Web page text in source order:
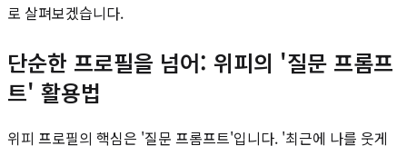
로 살펴보겠습니다.
단순한 프로필을 넘어: 위피의 '질문 프롬프
트' 활용법
위피 프로필의 핵심은 '질문 프롬프트'입니다. '최근에 나를 웃게